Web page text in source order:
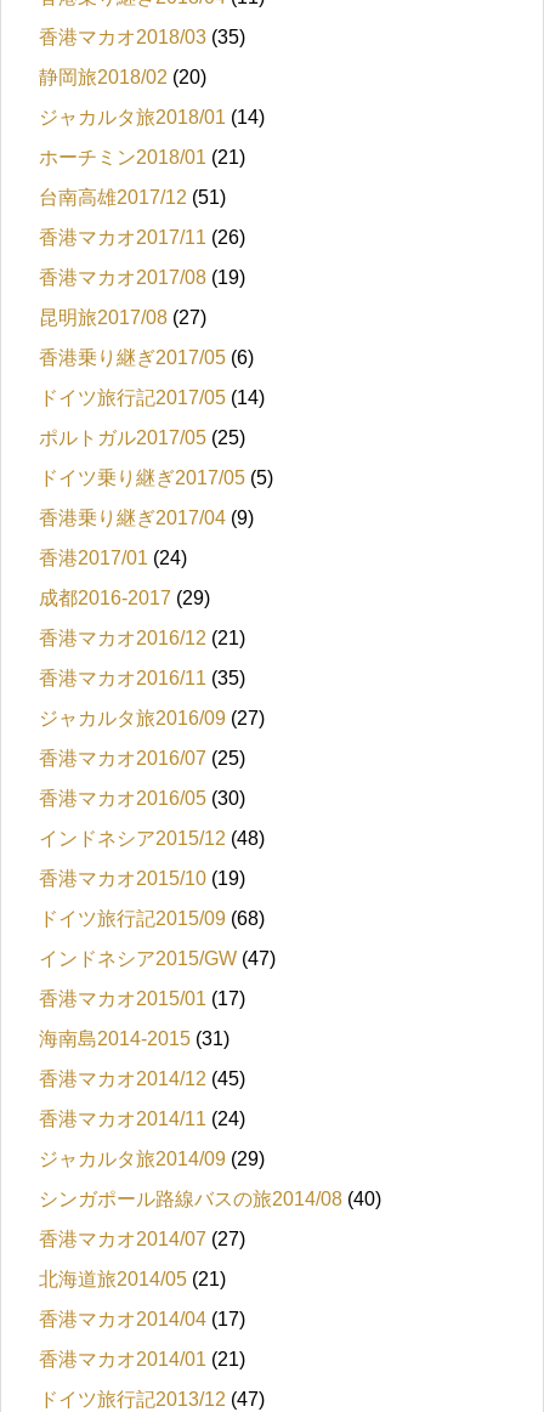
香港マカオ2018/03 (35)
静岡旅2018/02 (20)
ジャカルタ旅2018/01 (14)
ホーチミン2018/01 (21)
台南高雄2017/12 (51)
香港マカオ2017/11 (26)
香港マカオ2017/08 (19)
昆明旅2017/08 (27)
香港乗り継ぎ2017/05 (6)
ドイツ旅行記2017/05 (14)
ポルトガル2017/05 (25)
ドイツ乗り継ぎ2017/05 (5)
香港乗り継ぎ2017/04 (9)
香港2017/01 (24)
成都2016-2017 (29)
香港マカオ2016/12 (21)
香港マカオ2016/11 (35)
ジャカルタ旅2016/09 (27)
香港マカオ2016/07 (25)
香港マカオ2016/05 (30)
インドネシア2015/12 (48)
香港マカオ2015/10 (19)
ドイツ旅行記2015/09 (68)
インドネシア2015/GW (47)
香港マカオ2015/01 (17)
海南島2014-2015 (31)
香港マカオ2014/12 (45)
香港マカオ2014/11 (24)
ジャカルタ旅2014/09 (29)
シンガポール路線バスの旅2014/08 (40)
香港マカオ2014/07 (27)
北海道旅2014/05 (21)
香港マカオ2014/04 (17)
香港マカオ2014/01 (21)
ドイツ旅行記2013/12 (47)